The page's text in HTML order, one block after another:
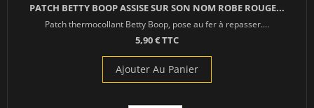
PATCH BETTY BOOP ASSISE SUR SON NOM ROBE ROUGE...
Patch thermocollant Betty Boop, pose au fer à repasser....
5,90 € TTC
Ajouter Au Panier